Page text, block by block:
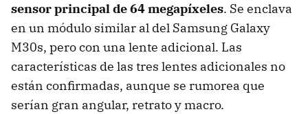
sensor principal de 64 megapíxeles. Se enclava
en un módulo similar al del Samsung Galaxy
M30s, pero con una lente adicional. Las
características de las tres lentes adicionales no
están confirmadas, aunque se rumorea que
serían gran angular, retrato y macro.